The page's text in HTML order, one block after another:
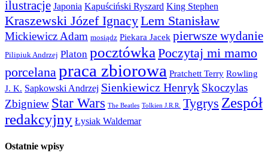
ilustracje Japonia Kapuściński Ryszard King Stephen
Kraszewski Józef IgnacyLem Stanisław
Mickiewicz Adam mosiądz Piekara Jacek pierwsze wydanie
Pilipiuk Andrzej Platon pocztówka Poczytaj mi mamo
porcelanapraca zbiorowa Pratchett Terry Rowling
J. K. Sapkowski Andrzej Sienkiewicz Henryk Skoczylas
Zbigniew Star Wars The Beatles Tolkien J.R.R. Tygrys Zespół
redakcyjny Łysiak Waldemar
Ostatnie wpisy